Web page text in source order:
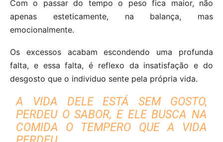
Com o passar do tempo o peso fica maior, não
apenas esteticamente, na balança, mas
emocionalmente.
Os excessos acabam escondendo uma profunda
falta, e essa falta, é reflexo da insatisfação e do
desgosto que o individuo sente pela própria vida.
A VIDA DELE ESTÁ SEM GOSTO,
PERDEU O SABOR, E ELE BUSCA NA
COMIDA O TEMPERO QUE A VIDA